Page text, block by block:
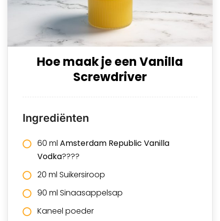
Hoe maak je een Vanilla
Screwdriver
Ingrediënten
60 ml Amsterdam Republic Vanilla
Vodka????
20 ml Suikersiroop
90 ml Sinaasappelsap
Kaneel poeder